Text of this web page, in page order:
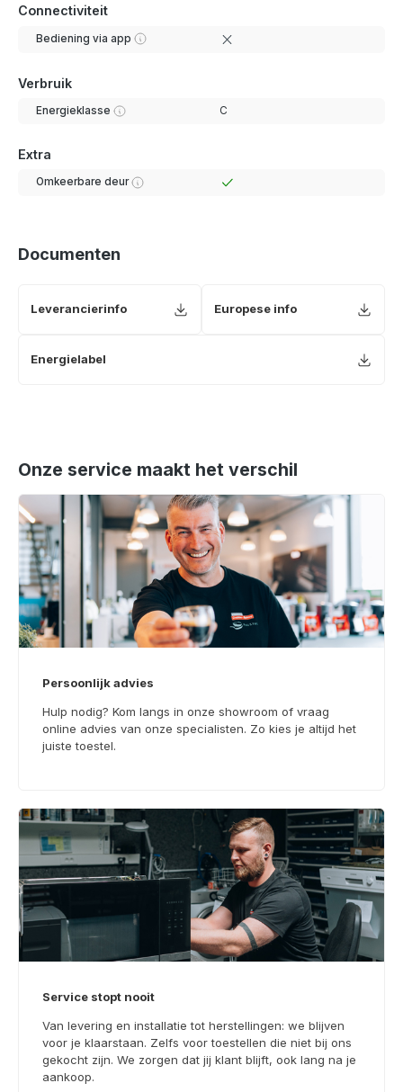
Connectiviteit
Bediening via app
Verbruik
Energieklasse C
Extra
Omkeerbare deur
Documenten
Leverancierinfo Europese info
Energielabel
Onze service maakt het verschil
Persoonlijk advies
Hulp nodig? Kom langs in onze showroom of vraag
online advies van onze specialisten. Zo kies je altijd het
juiste toestel.
Service stopt nooit
Van levering en installatie tot herstellingen: we blijven
voor je klaarstaan. Zelfs voor toestellen die niet bij ons
gekocht zijn. We zorgen dat jij klant blijft, ook lang na je
aankoop.